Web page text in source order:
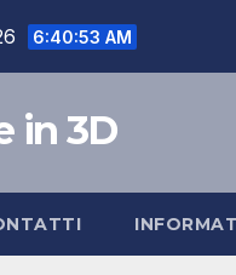
6:40:54 AM
in 3D